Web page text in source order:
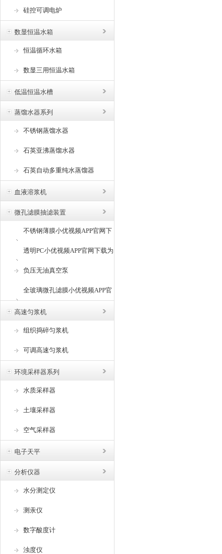
硅控可调电炉
数显恒温水箱
恒温循环水箱
数显三用恒温水箱
低温恒温水槽
蒸馏水器系列
不锈钢蒸馏水器
石英亚沸蒸馏水器
石英自动多重纯水蒸馏器
血液溶浆机
微孔滤膜抽滤装置
不锈钢薄膜小优视频APP官网下
载为爱而生
透明PC小优视频APP官网下载为
爱而生
负压无油真空泵
全玻璃微孔滤膜小优视频APP官
网下载为爱而生
高速匀浆机
组织捣碎匀浆机
可调高速匀浆机
环境采样器系列
水质采样器
土壤采样器
空气采样器
电子天平
分析仪器
水分测定仪
测汞仪
数字酸度计
浊度仪